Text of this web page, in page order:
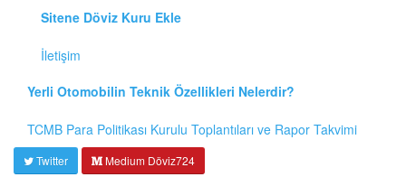
Sitene Döviz Kuru Ekle
İletişim
Yerli Otomobilin Teknik Özellikleri Nelerdir?
TCMB Para Politikası Kurulu Toplantıları ve Rapor Takvimi
Twitter Medium Döviz724